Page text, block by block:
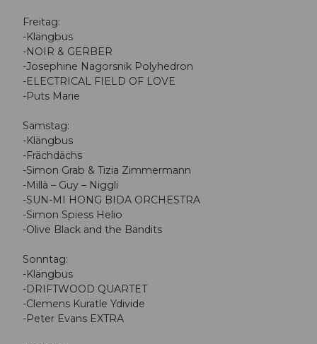
Freitag:
-Klängbus
-NOIR & GERBER
-Josephine Nagorsnik Polyhedron
-ELECTRICAL FIELD OF LOVE
-Puts Marie
Samstag:
-Klängbus
-Frächdächs
-Simon Grab & Tizia Zimmermann
-Millà – Guy – Niggli
-SUN-MI HONG BIDA ORCHESTRA
-Simon Spiess Helio
-Olive Black and the Bandits
Sonntag:
-Klängbus
-DRIFTWOOD QUARTET
-Clemens Kuratle Ydivide
-Peter Evans EXTRA